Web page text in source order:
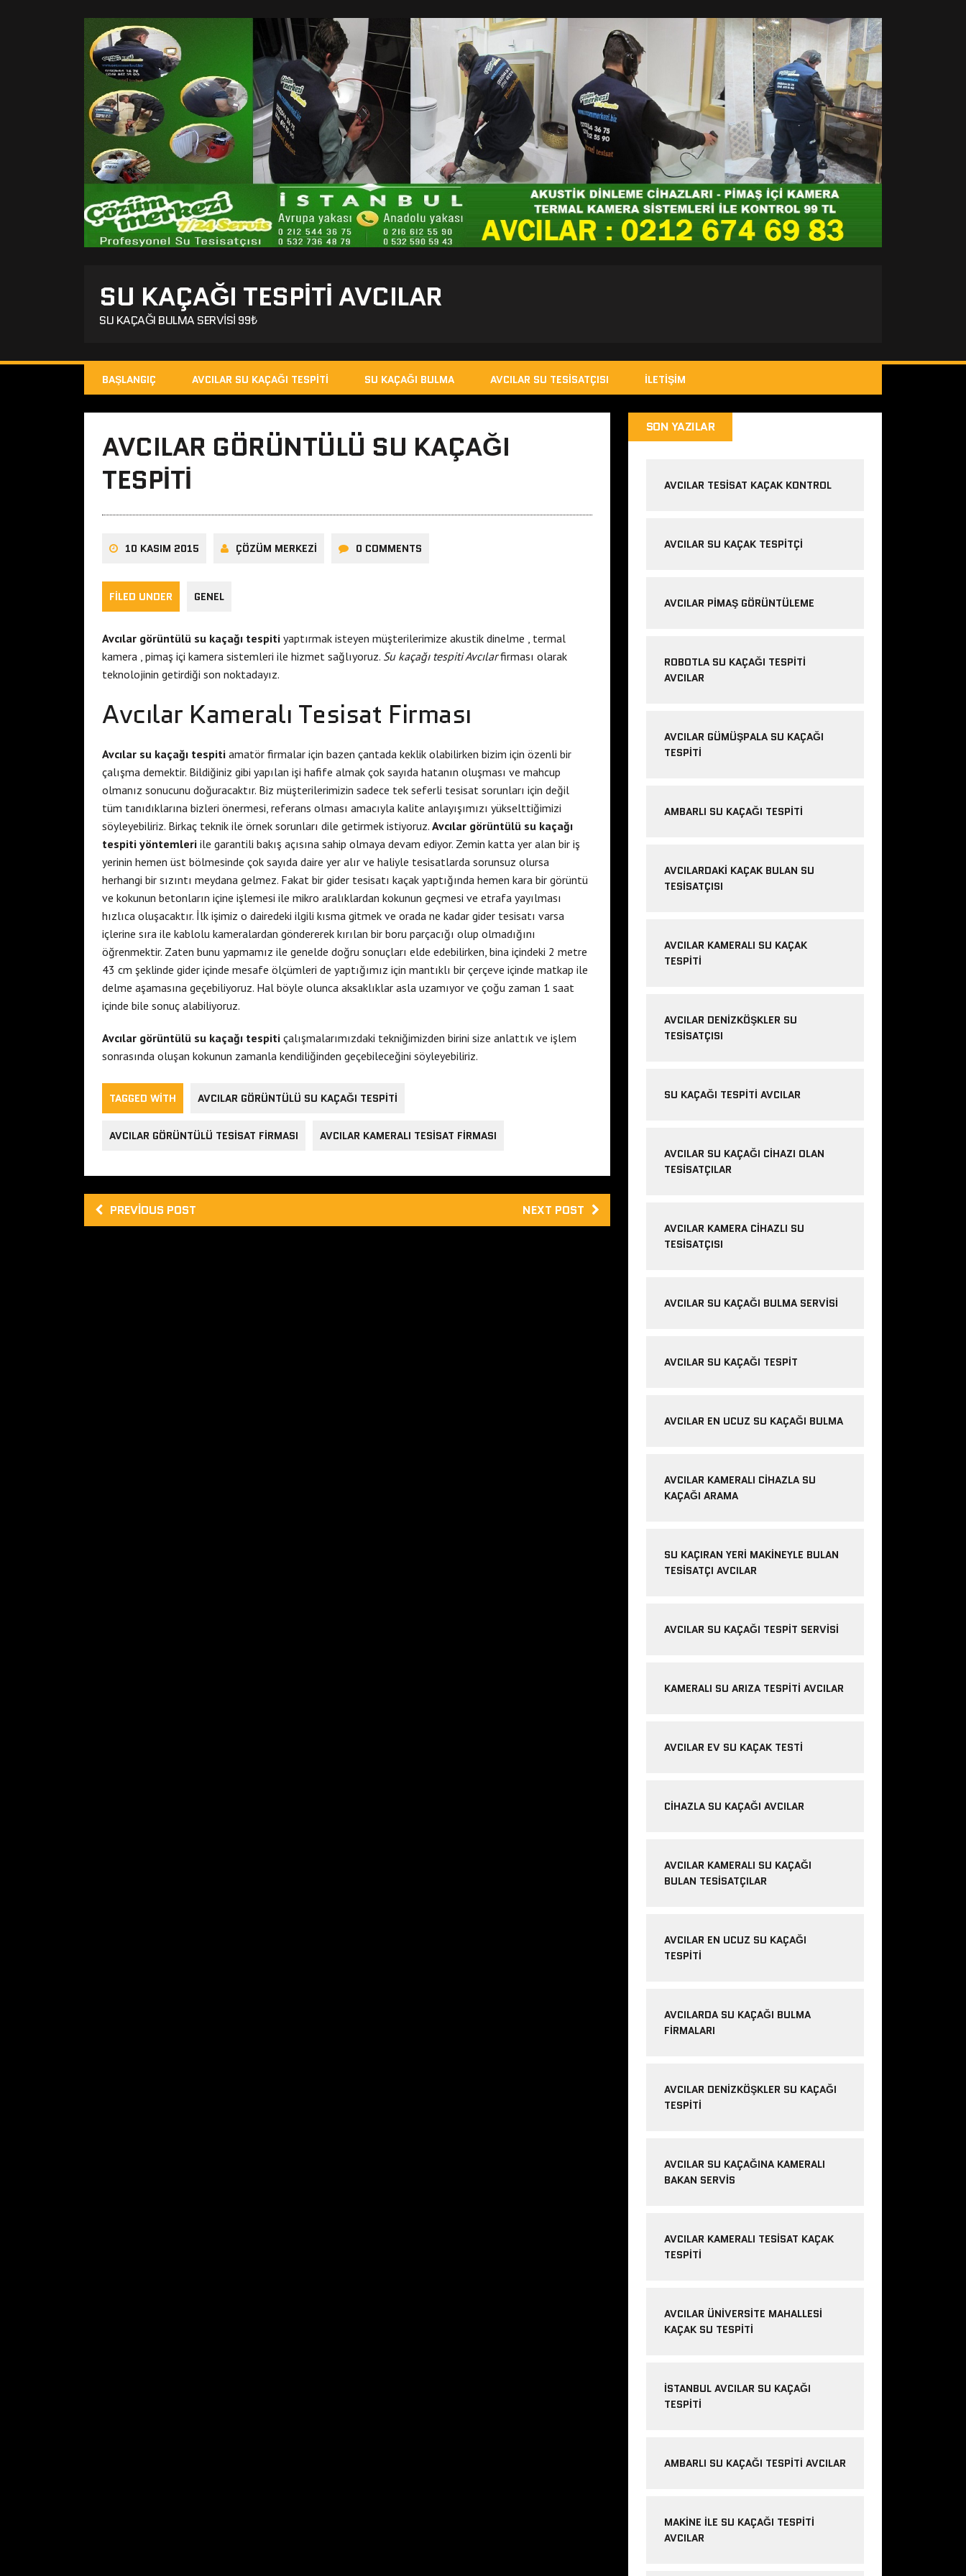
SU KAÇAĞI TESPITI AVCILAR
SU KAÇAĞI BULMA SERVISI 99₺
BAŞLANGIÇ AVCILAR SU KAÇAĞI TESPITI SU KAÇAĞI BULMA AVCILAR SU TESISATÇISI İLETIŞIM
AVCILAR GÖRÜNTÜLÜ SU KAÇAĞI
TESPITI
10 KASIM 2015 ÇÖZÜM MERKEZI 0 COMMENTS
FILED UNDER GENEL
Avcılar görüntülü su kaçağı tespiti yaptırmak isteyen müşterilerimize akustik dinelme , termal
kamera , pimaş içi kamera sistemleri ile hizmet sağlıyoruz. Su kaçağı tespiti Avcılarfirması olarak
teknolojinin getirdiği son noktadayız.
Avcılar Kameralı Tesisat Firması
Avcılar su kaçağı tespiti amatör firmalar için bazen çantada keklik olabilirken bizim için özenli bir
çalışma demektir. Bildiğiniz gibi yapılan işi hafife almak çok sayıda hatanın oluşması ve mahcup
olmanız sonucunu doğuracaktır. Biz müşterilerimizin sadece tek seferli tesisat sorunları için değil
tüm tanıdıklarına bizleri önermesi, referans olması amacıyla kalite anlayışımızı yükselttiğimizi
söyleyebiliriz. Birkaç teknik ile örnek sorunları dile getirmek istiyoruz. Avcılar görüntülü su kaçağı
tespiti yöntemleri ile garantili bakış açısına sahip olmaya devam ediyor. Zemin katta yer alan bir iş
yerinin hemen üst bölmesinde çok sayıda daire yer alır ve haliyle tesisatlarda sorunsuz olursa
herhangi bir sızıntı meydana gelmez. Fakat bir gider tesisatı kaçak yaptığında hemen kara bir görüntü
ve kokunun betonların içine işlemesi ile mikro aralıklardan kokunun geçmesi ve etrafa yayılması
hızlıca oluşacaktır. İlk işimiz o dairedeki ilgili kısma gitmek ve orada ne kadar gider tesisatı varsa
içlerine sıra ile kablolu kameralardan göndererek kırılan bir boru parçacığı olup olmadığını
öğrenmektir. Zaten bunu yapmamız ile genelde doğru sonuçları elde edebilirken, bina içindeki 2 metre
43 cm şeklinde gider içinde mesafe ölçümleri de yaptığımız için mantıklı bir çerçeve içinde matkap ile
delme aşamasına geçebiliyoruz. Hal böyle olunca aksaklıklar asla uzamıyor ve çoğu zaman 1 saat
içinde bile sonuç alabiliyoruz.
Avcılar görüntülü su kaçağı tespiti çalışmalarımızdaki tekniğimizden birini size anlattık ve işlem
sonrasında oluşan kokunun zamanla kendiliğinden geçebileceğini söyleyebiliriz.
TAGGED WITH AVCILAR GÖRÜNTÜLÜ SU KAÇAĞI TESPITI
AVCILAR GÖRÜNTÜLÜ TESISAT FIRMASI AVCILAR KAMERALI TESISAT FIRMASI
PREVIOUS POST NEXT POST
SON YAZILAR
AVCILAR TESISAT KAÇAK KONTROL
AVCILAR SU KAÇAK TESPITÇI
AVCILAR PIMAŞ GÖRÜNTÜLEME
ROBOTLA SU KAÇAĞI TESPITI
AVCILAR
AVCILAR GÜMÜŞPALA SU KAÇAĞI
TESPITI
AMBARLI SU KAÇAĞI TESPITI
AVCILARDAKI KAÇAK BULAN SU
TESISATÇISI
AVCILAR KAMERALI SU KAÇAK
TESPITI
AVCILAR DENIZKÖŞKLER SU
TESISATÇISI
SU KAÇAĞI TESPITI AVCILAR
AVCILAR SU KAÇAĞI CIHAZI OLAN
TESISATÇILAR
AVCILAR KAMERA CIHAZLI SU
TESISATÇISI
AVCILAR SU KAÇAĞI BULMA SERVISI
AVCILAR SU KAÇAĞI TESPIT
AVCILAR EN UCUZ SU KAÇAĞI BULMA
AVCILAR KAMERALI CIHAZLA SU
KAÇAĞI ARAMA
SU KAÇIRAN YERI MAKINEYLE BULAN
TESISATÇI AVCILAR
AVCILAR SU KAÇAĞI TESPIT SERVISI
KAMERALI SU ARIZA TESPITI AVCILAR
AVCILAR EV SU KAÇAK TESTI
CIHAZLA SU KAÇAĞI AVCILAR
AVCILAR KAMERALI SU KAÇAĞI
BULAN TESISATÇILAR
AVCILAR EN UCUZ SU KAÇAĞI
TESPITI
AVCILARDA SU KAÇAĞI BULMA
FIRMALARI
AVCILAR DENIZKÖŞKLER SU KAÇAĞI
TESPITI
AVCILAR SU KAÇAĞINA KAMERALI
BAKAN SERVIS
AVCILAR KAMERALI TESISAT KAÇAK
TESPITI
AVCILAR ÜNIVERSITE MAHALLESI
KAÇAK SU TESPITI
İSTANBUL AVCILAR SU KAÇAĞI
TESPITI
AMBARLI SU KAÇAĞI TESPITI AVCILAR
MAKINE ILE SU KAÇAĞI TESPITI
AVCILAR